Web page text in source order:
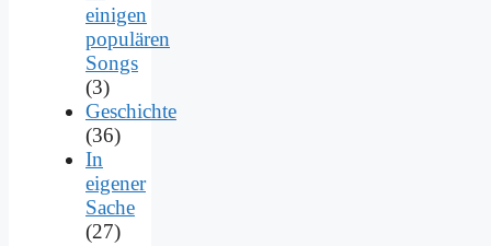
einigen
populären
Songs
(3)
Geschichte
(36)
In
eigener
Sache
(27)